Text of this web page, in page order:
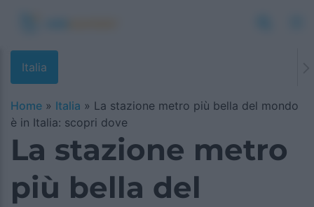
Italia
Home » Italia » La stazione metro più bella del mondo
è in Italia: scopri dove
La stazione metro
più bella del